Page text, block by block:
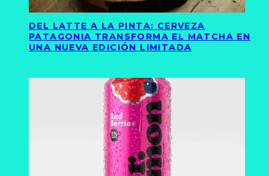
DEL LATTE A LA PINTA: CERVEZA
PATAGONIA TRANSFORMA EL MATCHA EN
UNA NUEVA EDICIÓN LIMITADA